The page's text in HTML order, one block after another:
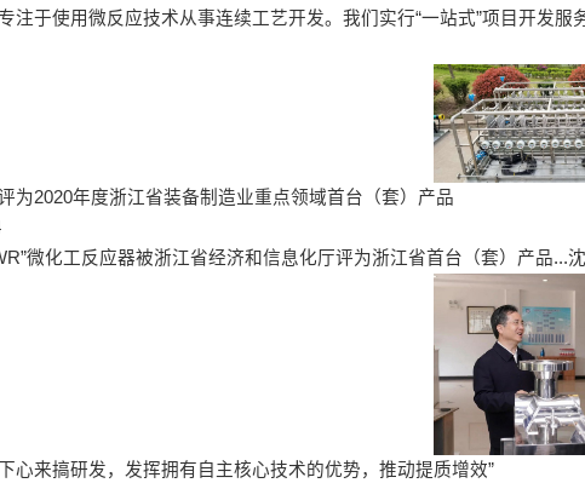
注于使用微反应技术从事连续工艺开发。我们实行“一站式”项目开发
为2020年度浙江省装备制造业重点领域首台（套）产品
微化工反应器被浙江省经济和信息化厅评为浙江省首台（套）产品...
心来搞研发，发挥拥有自主核心技术的优势，推动提质增效”